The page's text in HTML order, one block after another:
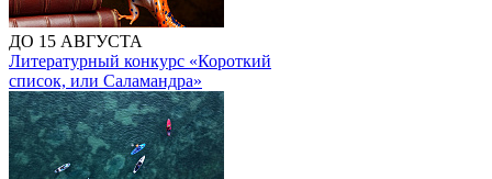
ДО 15 АВГУСТА
Литературный конкурс «Короткий
список, или Саламандра»